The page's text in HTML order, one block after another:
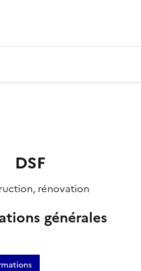
DSF
rénovation
générales